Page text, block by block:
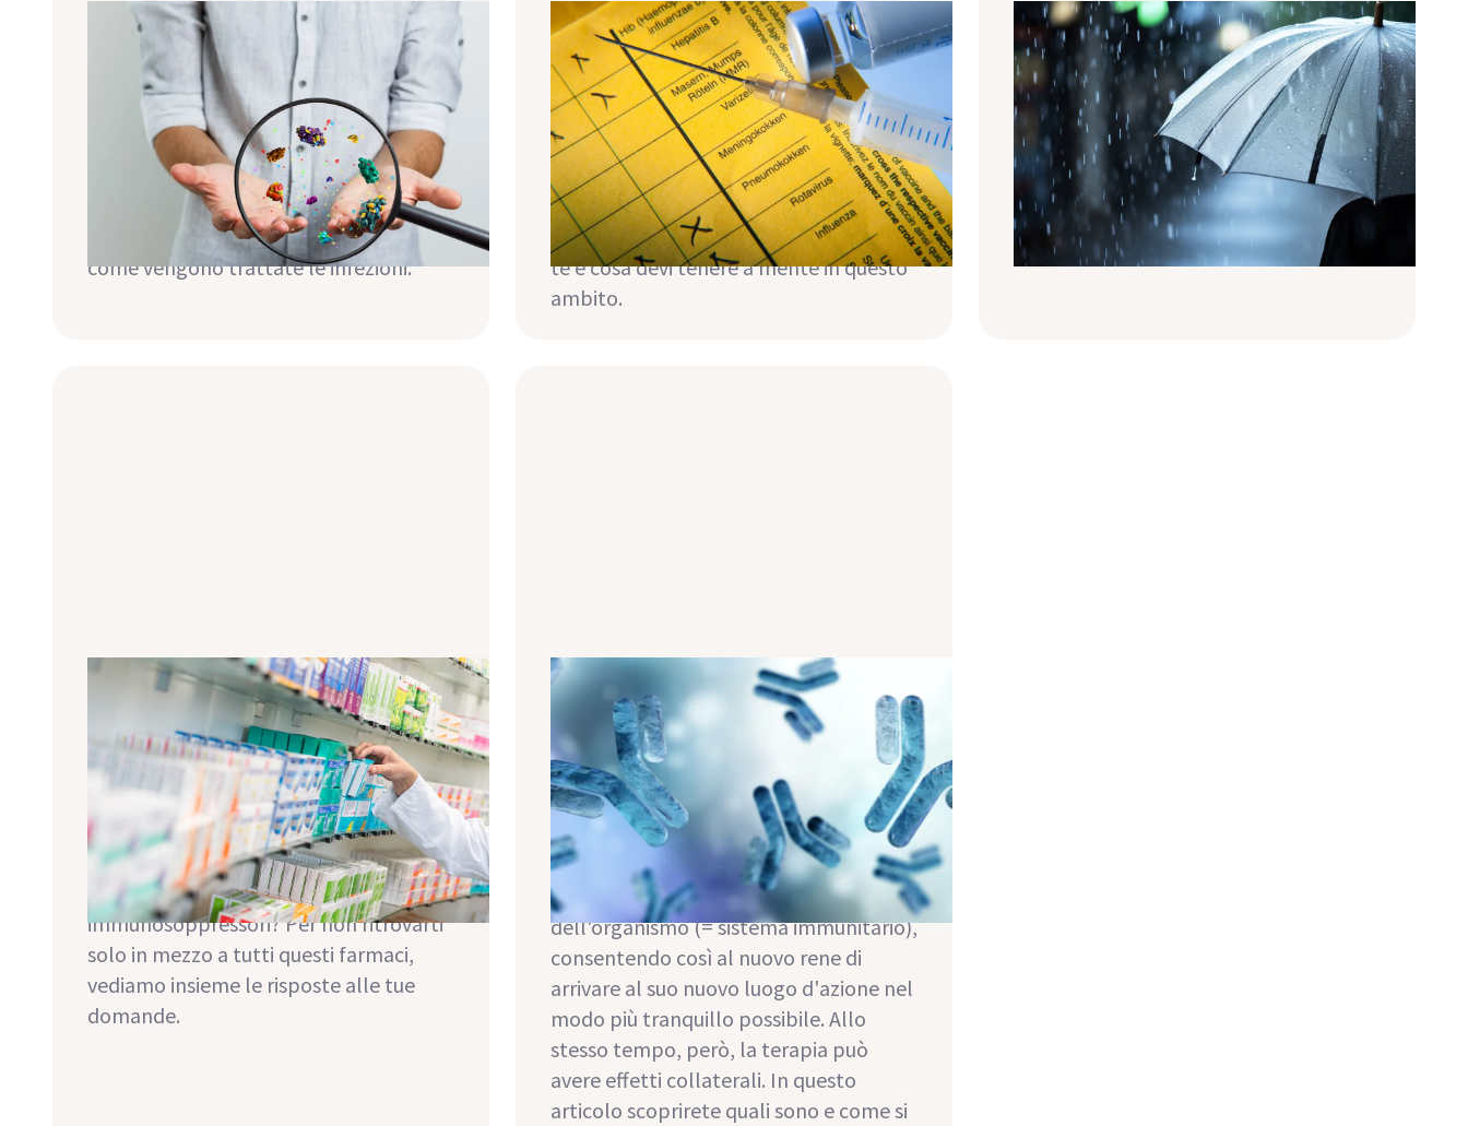
Agenti patogeni comuni: Batteri,
virus, funghi
Gli immunosoppressori dopo il
trapianto proteggono il nuovo rene, ma
aumentano anche il rischio di infezioni.
Questo articolo spiega quali agenti
patogeni causano spesso problemi
dopo il trapianto, come riconoscerli e
come vengono trattate le infezioni.
Vaccinazioni e trapianti: un
quadro generale
Soprattutto dopo un trapianto, è
importante tutelare al meglio il vostro
organismo e il vostro nuovo rene dalle
infezioni. Questo articolo spiega perché
è importante sottoporsi a vaccinazioni
attuali, quali vaccinazioni sono adatte a
te e cosa devi tenere a mente in questo
ambito.
Come evitare le infezioni?
Soprattutto dopo un trapianto, è
importante proteggere al meglio
l'organismo e il nuovo rene dalle
infezioni. Vediamo più da vicino perché è
così, come si possono prevenire le
infezioni e che importanza hanno le
vaccinazioni regolari.
Ecco perché i farmaci sono così
importanti per il nuovo rene
Ti sei sottoposto con successo a un
trapianto di rene e ora ti chiedi quali
siano i farmaci da prendere dopo il
trapianto? Che dire dei farmaci per la
pressione arteriosa e il diabete, dei
leganti fosfatici e del potassio o degli
immunosoppressori? Per non ritrovarti
solo in mezzo a tutti questi farmaci,
vediamo insieme le risposte alle tue
domande.
Effetti collaterali degli
immunosoppressori?
Suggerimenti e trucchi
Subito dopo il trapianto, l'assunzione
dei cosiddetti immunosoppressori è di
grande importanza. Il compito di questi
farmaci è quello di sopprimere la
funzione del sistema di difesa
dell'organismo (= sistema immunitario),
consentendo così al nuovo rene di
arrivare al suo nuovo luogo d'azione nel
modo più tranquillo possibile. Allo
stesso tempo, però, la terapia può
avere effetti collaterali. In questo
articolo scoprirete quali sono e come si